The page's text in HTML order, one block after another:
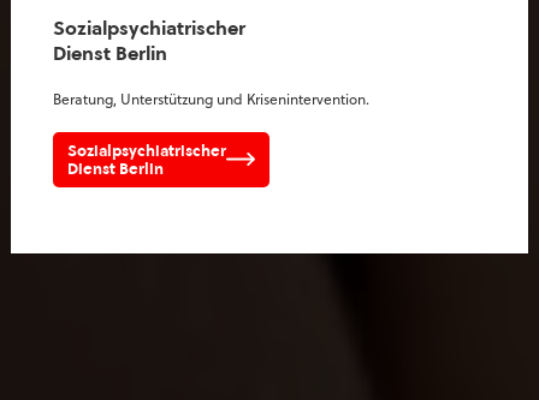
Sozialpsychiatrischer
Dienst Berlin
Beratung, Unterstützung und Krisenintervention.
Sozialpsychiatrischer
Dienst Berlin